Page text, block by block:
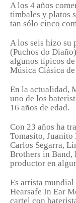
A los 4 años
timbales y platos
tan sólo cinco
A los seis hizo su
(Puchos do
algunos típicos
Música Clásica
En la actualidad,
uno de los
16 años de edad.
Con 23 años ha
Tomasito, Juanito
Carlos Segarra,
Brothers in Band,
productor en
Es artista
Hearsafe In Ear
cartel con